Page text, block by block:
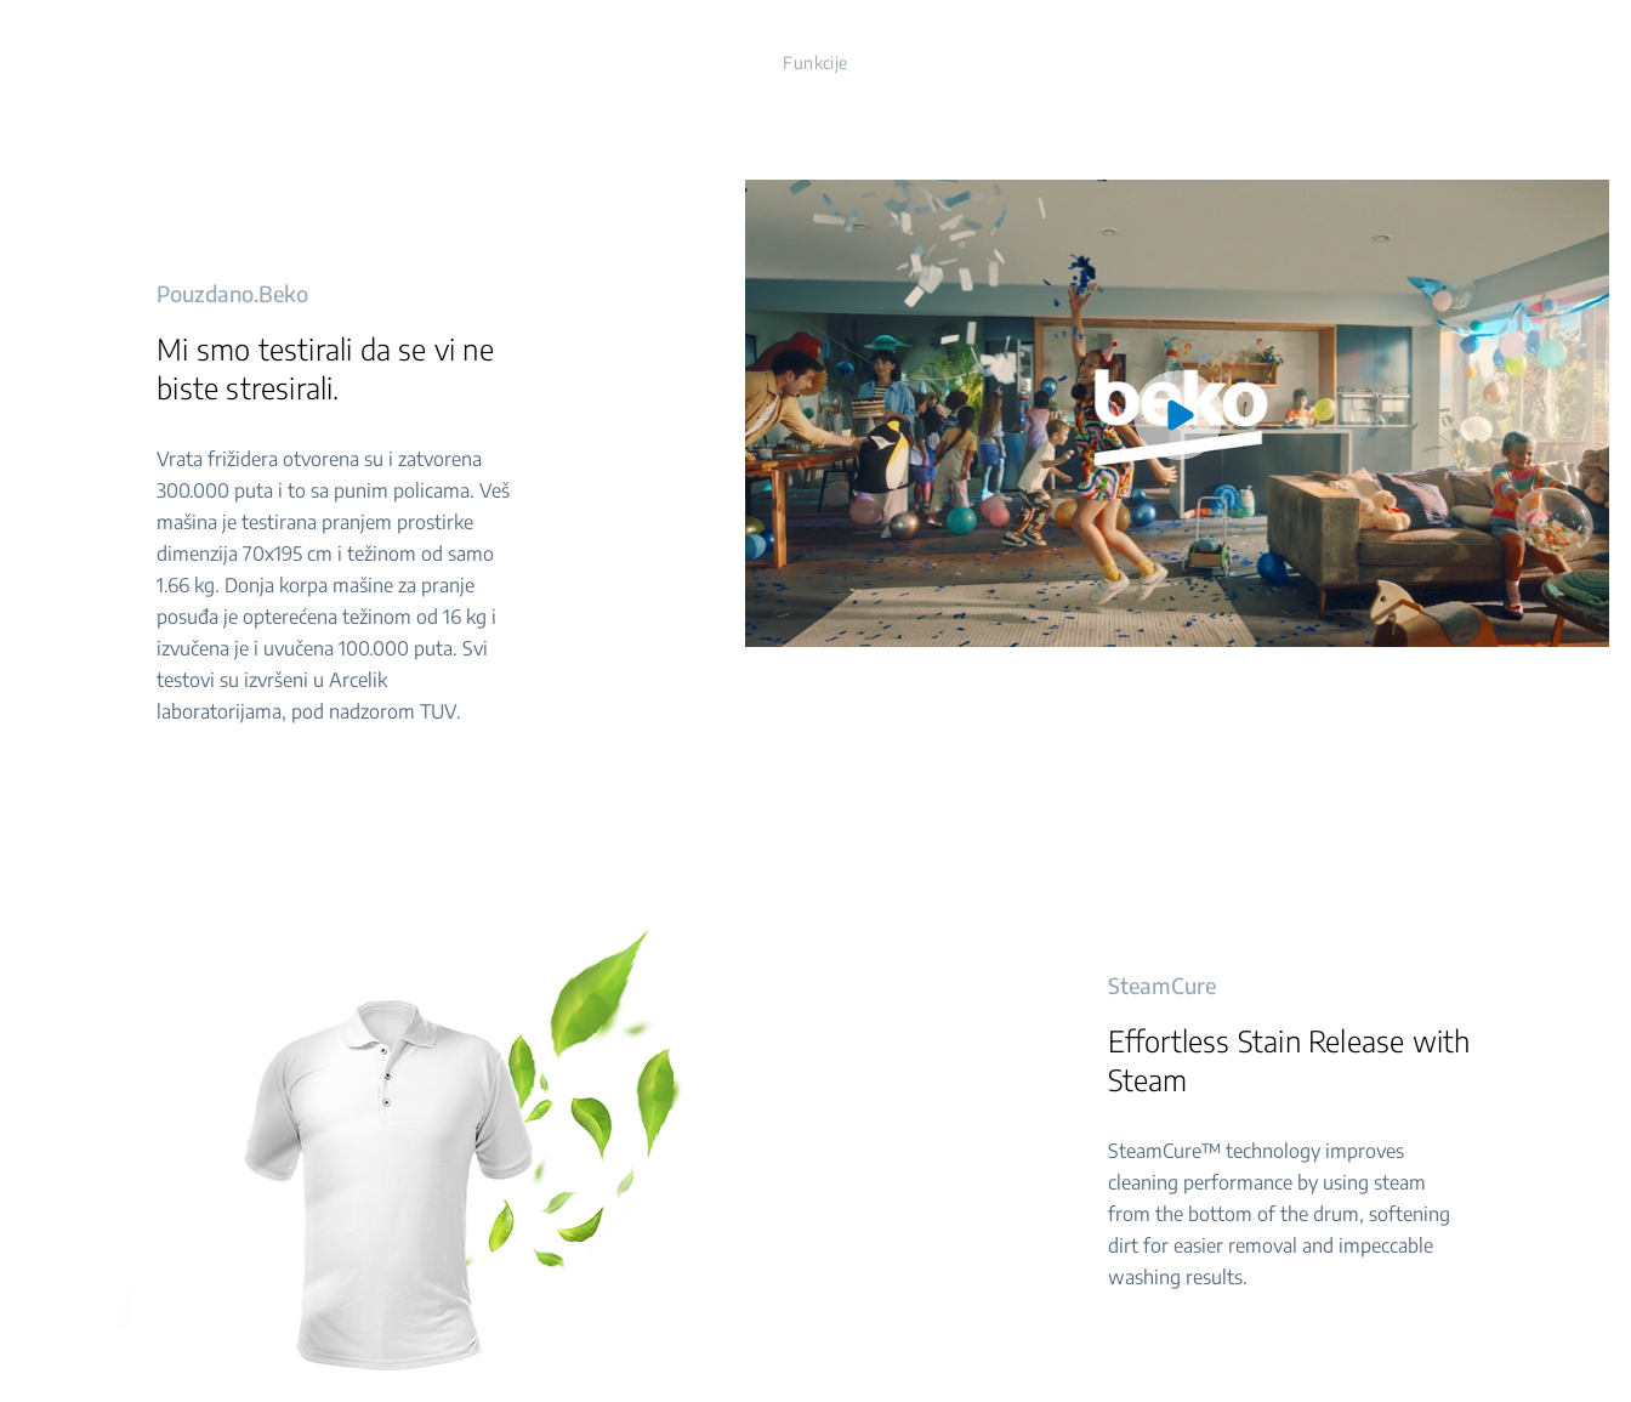
Funkcije
Pouzdano.Beko
Mi smo testirali da se vi ne
biste stresirali.
Vrata frižidera otvorena su i zatvorena
300.000 puta i to sa punim policama. Veš
mašina je testirana pranjem prostirke
dimenzija 70x195 cm i težinom od samo
1.66 kg. Donja korpa mašine za pranje
posuđa je opterećena težinom od 16 kg i
izvučena je i uvučena 100.000 puta. Svi
testovi su izvršeni u Arcelik
laboratorijama, pod nadzorom TUV.
SteamCure
Effortless Stain Release with
Steam
SteamCure™ technology improves
cleaning performance by using steam
from the bottom of the drum, softening
dirt for easier removal and impeccable
washing results.